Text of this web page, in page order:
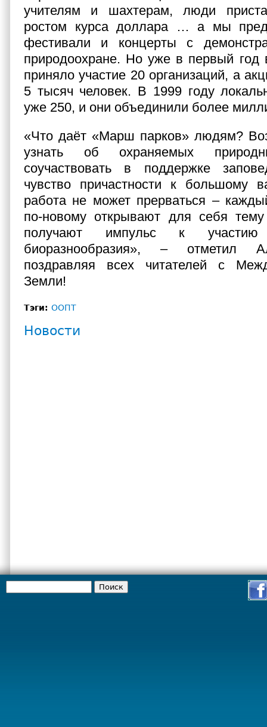
учителям и шахтерам, люди
ростом курса доллара … а мы
фестивали и концерты с
природоохране. Но уже в первый
приняло участие 20 организаций, а
5 тысяч человек. В 1999 году
уже 250, и они объединили более
«Что даёт «Марш парков» людям?
узнать об охраняемых
соучаствовать в поддержке
чувство причастности к большому
работа не может прерваться –
по-новому открывают для себя
получают импульс к
биоразнообразия», – отметил
поздравляя всех читателей с
Земли!
Тэги: ООПТ
Новости